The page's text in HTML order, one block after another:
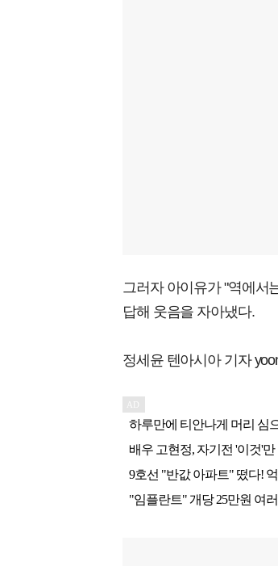
그러자 아이유가 "역에서
답해 웃음을 자아냈다.
정세윤 텐아시아 기자